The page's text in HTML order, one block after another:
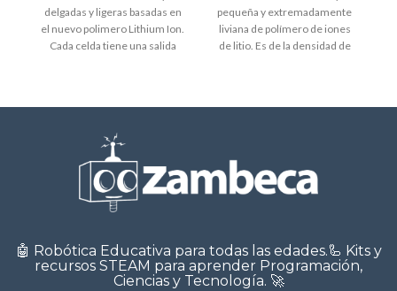
delgadas y ligeras basadas en
el nuevo polimero Lithium Ion.
Cada celda tiene una salida
pequeña y extremadamente
liviana de polímero de iones
de litio. Es de la densidad de
🤖 Robótica Educativa para todas las edades.🦾 Kits y
recursos STEAM para aprender Programación,
Ciencias y Tecnología. 🚀